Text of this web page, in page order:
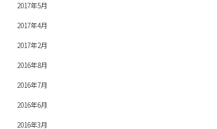
2017年5月
2017年4月
2017年2月
2016年8月
2016年7月
2016年6月
2016年3月